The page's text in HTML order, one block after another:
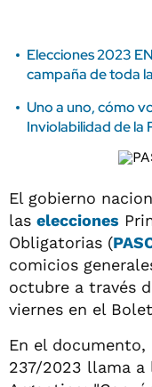
Elecciones 2023
campaña de toda
Uno a uno, cómo
Inviolabilidad de la
El gobierno
las elecciones
Obligatorias (
comicios
octubre a través
viernes en el
En el
237/2023 llama a